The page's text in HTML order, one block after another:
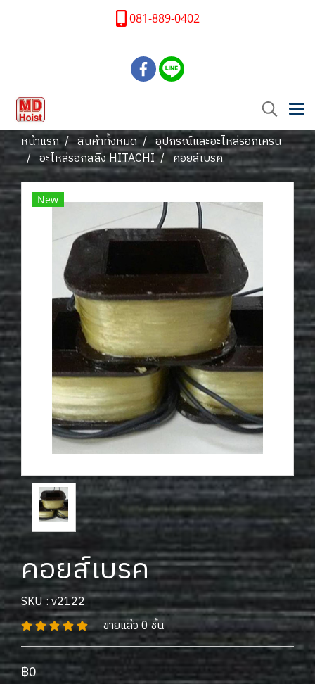
081-889-0402
หน้าแรก สินค้าทั้งหมด
อุปกรณ์และอะไหล่รอกเครน
อะไหล่รอกสลิง HITACHI
คอยส์เบรค
New
คอยส์เบรค
SKU : v2122
ขายแล้ว 0 ชิ้น
฿0